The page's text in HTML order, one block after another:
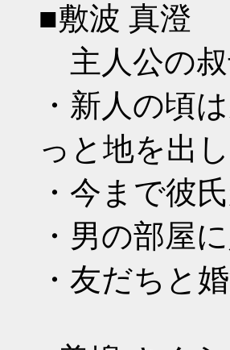
■敷波 真澄
主人公の叔
・新人の頃
っと地を出
・今まで彼
・男の部屋
・友だちと